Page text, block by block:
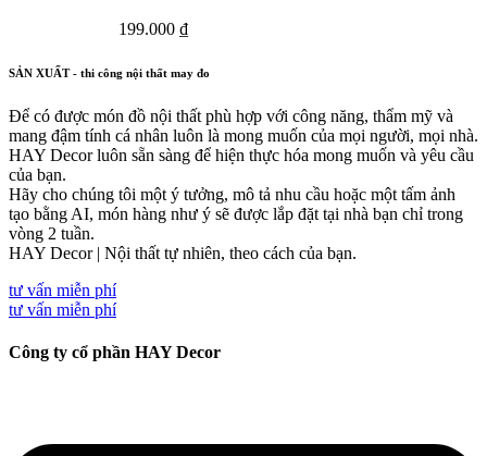
199.000 ₫
SẢN XUẤT - thi công nội thất may đo
Để có được món đồ nội thất phù hợp với công năng, thẩm mỹ và
mang đậm tính cá nhân luôn là mong muốn của mọi người, mọi nhà.
HAY Decor luôn sẵn sàng để hiện thực hóa mong muốn và yêu cầu
của bạn.
Hãy cho chúng tôi một ý tưởng, mô tả nhu cầu hoặc một tấm ảnh
tạo bằng AI, món hàng như ý sẽ được lắp đặt tại nhà bạn chỉ trong
vòng 2 tuần.
HAY Decor | Nội thất tự nhiên, theo cách của bạn.
tư vấn miễn phí
tư vấn miễn phí
Công ty cổ phần HAY Decor